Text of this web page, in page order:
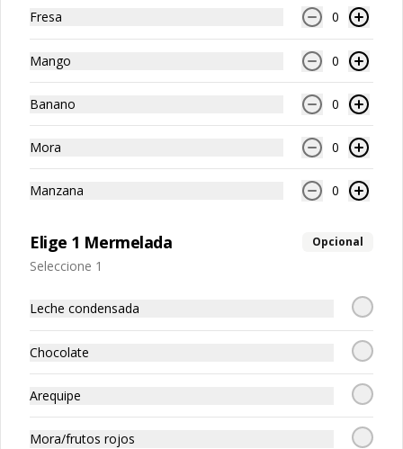
Fresitas - Con
Crema y
Chocolate
Crema y
$22.900
Fresas sencillas
Fresa 0
Mango 0
Banano 0
Mora 0
Manzana 0
Elige 1 Mermelada Opcional
Seleccione 1
Leche condensada
Chocolate
Arequipe
Mora/frutos rojos